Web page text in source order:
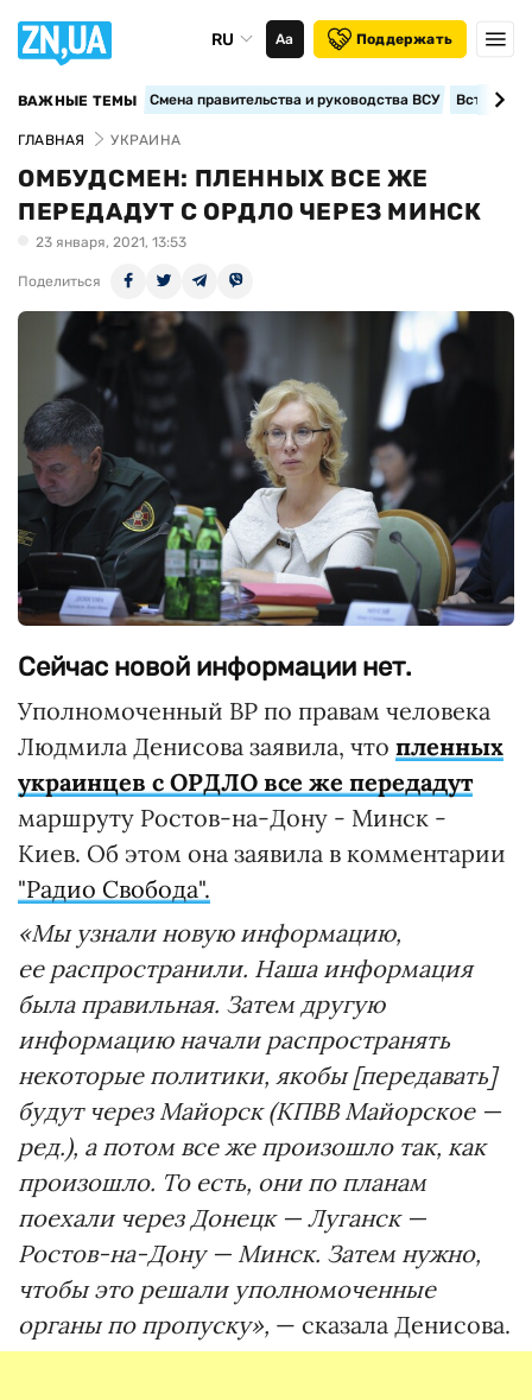
RU Аа Поддержать
ВАЖНЫЕ ТЕМЫ Смена правительства и руководства ВСУ
ГЛАВНАЯ УКРАИНА
ОМБУДСМЕН: ПЛЕННЫХ ВСЕ ЖЕ
ПЕРЕДАДУТ С ОРДЛО ЧЕРЕЗ МИНСК
23 января, 2021, 13:53
Поделиться
Сейчас новой информации нет.
Уполномоченный ВР по правам человека
Людмила Денисова заявила, что пленных
украинцев с ОРДЛО все же передадут
маршруту Ростов-на-Дону - Минск -
Киев. Об этом она заявила в комментарии
"Радио Свобода".
«Мы узнали новую информацию,
ее распространили. Наша информация
была правильная. Затем другую
информацию начали распространять
некоторые политики, якобы [передавать]
будут через Майорск (КПВВ Майорское —
ред.), а потом все же произошло так, как
произошло. То есть, они по планам
поехали через Донецк — Луганск —
Ростов-на-Дону — Минск. Затем нужно,
чтобы это решали уполномоченные
органы по пропуску», — сказала Денисова.